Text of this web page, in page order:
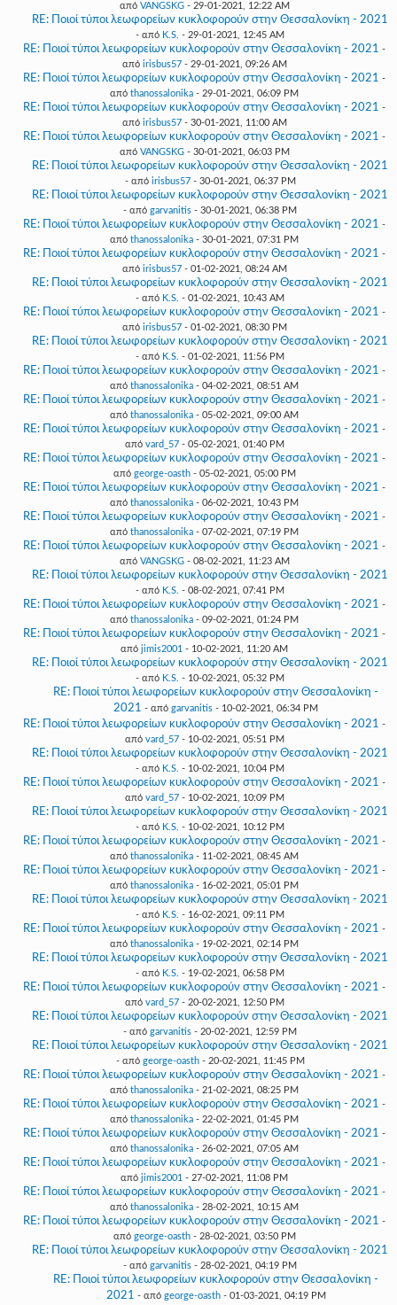
από VANGSKG- 29-01-2021, 12:22 AM
RE: Ποιοί τύποι λεωφορείων κυκλοφορούν στην Θεσσαλονίκη - 2021
- από K.S. - 29-01-2021, 12:45 AM
RE: Ποιοί τύποι λεωφορείων κυκλοφορούν στην Θεσσαλονίκη - 2021 -
από irisbus57- 29-01-2021, 09:26 AM
RE: Ποιοί τύποι λεωφορείων κυκλοφορούν στην Θεσσαλονίκη - 2021 -
από thanossalonika - 29-01-2021, 06:09 PM
RE: Ποιοί τύποι λεωφορείων κυκλοφορούν στην Θεσσαλονίκη - 2021 -
από irisbus57- 30-01-2021, 11:00 AM
RE: Ποιοί τύποι λεωφορείων κυκλοφορούν στην Θεσσαλονίκη - 2021 -
από VANGSKG- 30-01-2021, 06:03 PM
RE: Ποιοί τύποι λεωφορείων κυκλοφορούν στην Θεσσαλονίκη - 2021
- από irisbus57- 30-01-2021, 06:37 PM
RE: Ποιοί τύποι λεωφορείων κυκλοφορούν στην Θεσσαλονίκη - 2021
- από garvanitis - 30-01-2021, 06:38 PM
RE: Ποιοί τύποι λεωφορείων κυκλοφορούν στην Θεσσαλονίκη - 2021 -
από thanossalonika - 30-01-2021, 07:31 PM
RE: Ποιοί τύποι λεωφορείων κυκλοφορούν στην Θεσσαλονίκη - 2021 -
από irisbus57- 01-02-2021, 08:24 AM
RE: Ποιοί τύποι λεωφορείων κυκλοφορούν στην Θεσσαλονίκη - 2021
- από K.S. - 01-02-2021, 10:43 AM
RE: Ποιοί τύποι λεωφορείων κυκλοφορούν στην Θεσσαλονίκη - 2021 -
από irisbus57- 01-02-2021, 08:30 PM
RE: Ποιοί τύποι λεωφορείων κυκλοφορούν στην Θεσσαλονίκη - 2021
- από K.S. - 01-02-2021, 11:56 PM
RE: Ποιοί τύποι λεωφορείων κυκλοφορούν στην Θεσσαλονίκη - 2021 -
από thanossalonika - 04-02-2021, 08:51 AM
RE: Ποιοί τύποι λεωφορείων κυκλοφορούν στην Θεσσαλονίκη - 2021 -
από thanossalonika - 05-02-2021, 09:00 AM
RE: Ποιοί τύποι λεωφορείων κυκλοφορούν στην Θεσσαλονίκη - 2021 -
από vard_57- 05-02-2021, 01:40 PM
RE: Ποιοί τύποι λεωφορείων κυκλοφορούν στην Θεσσαλονίκη - 2021 -
από george-oasth- 05-02-2021, 05:00 PM
RE: Ποιοί τύποι λεωφορείων κυκλοφορούν στην Θεσσαλονίκη - 2021 -
από thanossalonika - 06-02-2021, 10:43 PM
RE: Ποιοί τύποι λεωφορείων κυκλοφορούν στην Θεσσαλονίκη - 2021 -
από thanossalonika - 07-02-2021, 07:19 PM
RE: Ποιοί τύποι λεωφορείων κυκλοφορούν στην Θεσσαλονίκη - 2021 -
από VANGSKG- 08-02-2021, 11:23 AM
RE: Ποιοί τύποι λεωφορείων κυκλοφορούν στην Θεσσαλονίκη - 2021
- από K.S. - 08-02-2021, 07:41 PM
RE: Ποιοί τύποι λεωφορείων κυκλοφορούν στην Θεσσαλονίκη - 2021 -
από thanossalonika - 09-02-2021, 01:24 PM
RE: Ποιοί τύποι λεωφορείων κυκλοφορούν στην Θεσσαλονίκη - 2021 -
από jimis2001 - 10-02-2021, 11:20 AM
RE: Ποιοί τύποι λεωφορείων κυκλοφορούν στην Θεσσαλονίκη - 2021
- από K.S. - 10-02-2021, 05:32 PM
RE: Ποιοί τύποι λεωφορείων κυκλοφορούν στην Θεσσαλονίκη -
2021 - από garvanitis - 10-02-2021, 06:34 PM
RE: Ποιοί τύποι λεωφορείων κυκλοφορούν στην Θεσσαλονίκη - 2021 -
από vard_57- 10-02-2021, 05:51 PM
RE: Ποιοί τύποι λεωφορείων κυκλοφορούν στην Θεσσαλονίκη - 2021
- από K.S. - 10-02-2021, 10:04 PM
RE: Ποιοί τύποι λεωφορείων κυκλοφορούν στην Θεσσαλονίκη - 2021 -
από vard_57- 10-02-2021, 10:09 PM
RE: Ποιοί τύποι λεωφορείων κυκλοφορούν στην Θεσσαλονίκη - 2021
- από K.S. - 10-02-2021, 10:12 PM
RE: Ποιοί τύποι λεωφορείων κυκλοφορούν στην Θεσσαλονίκη - 2021 -
από thanossalonika - 11-02-2021, 08:45 AM
RE: Ποιοί τύποι λεωφορείων κυκλοφορούν στην Θεσσαλονίκη - 2021 -
από thanossalonika - 16-02-2021, 05:01 PM
RE: Ποιοί τύποι λεωφορείων κυκλοφορούν στην Θεσσαλονίκη - 2021
- από K.S. - 16-02-2021, 09:11 PM
RE: Ποιοί τύποι λεωφορείων κυκλοφορούν στην Θεσσαλονίκη - 2021 -
από thanossalonika - 19-02-2021, 02:14 PM
RE: Ποιοί τύποι λεωφορείων κυκλοφορούν στην Θεσσαλονίκη - 2021
- από K.S. - 19-02-2021, 06:58 PM
RE: Ποιοί τύποι λεωφορείων κυκλοφορούν στην Θεσσαλονίκη - 2021 -
από vard_57- 20-02-2021, 12:50 PM
RE: Ποιοί τύποι λεωφορείων κυκλοφορούν στην Θεσσαλονίκη - 2021
- από garvanitis - 20-02-2021, 12:59 PM
RE: Ποιοί τύποι λεωφορείων κυκλοφορούν στην Θεσσαλονίκη - 2021
- από george-oasth- 20-02-2021, 11:45 PM
RE: Ποιοί τύποι λεωφορείων κυκλοφορούν στην Θεσσαλονίκη - 2021 -
από thanossalonika - 21-02-2021, 08:25 PM
RE: Ποιοί τύποι λεωφορείων κυκλοφορούν στην Θεσσαλονίκη - 2021 -
από thanossalonika - 22-02-2021, 01:45 PM
RE: Ποιοί τύποι λεωφορείων κυκλοφορούν στην Θεσσαλονίκη - 2021 -
από thanossalonika - 26-02-2021, 07:05 AM
RE: Ποιοί τύποι λεωφορείων κυκλοφορούν στην Θεσσαλονίκη - 2021 -
από jimis2001 - 27-02-2021, 11:08 PM
RE: Ποιοί τύποι λεωφορείων κυκλοφορούν στην Θεσσαλονίκη - 2021 -
από thanossalonika - 28-02-2021, 10:15 AM
RE: Ποιοί τύποι λεωφορείων κυκλοφορούν στην Θεσσαλονίκη - 2021 -
από george-oasth- 28-02-2021, 03:50 PM
RE: Ποιοί τύποι λεωφορείων κυκλοφορούν στην Θεσσαλονίκη - 2021
- από garvanitis - 28-02-2021, 04:19 PM
RE: Ποιοί τύποι λεωφορείων κυκλοφορούν στην Θεσσαλονίκη -
2021 - από george-oasth- 01-03-2021, 04:19 PM